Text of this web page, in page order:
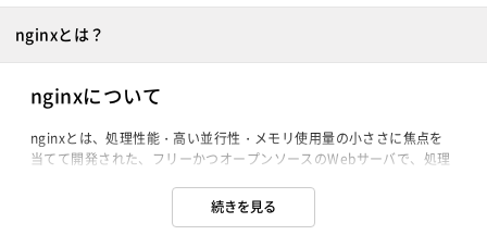
nginxとは？
nginxについて
nginxとは、処理性能・高い並行性・メモリ使用量の小ささに焦点を
当てて開発された、フリーかつオープンソースのWebサーバで、処理
大しているWebサーバーです。
HTTP、SMTP、POP3、IMAPのリバースプロキシの機能も持ち、
続きを見る